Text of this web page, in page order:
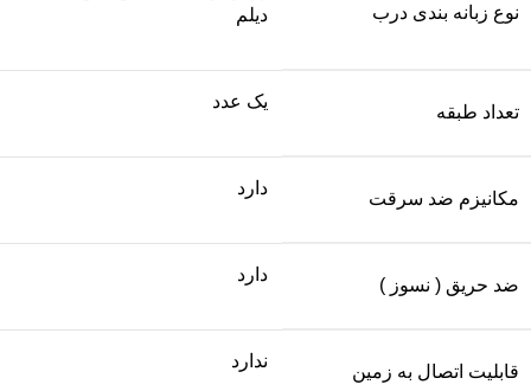
نوع زبانه بندی درب
دیلم
تعداد طبقه
یک عدد
مکانیزم ضد سرقت
دارد
ضد حریق ( نسوز )
دارد
قابلیت اتصال به زمین
ندارد